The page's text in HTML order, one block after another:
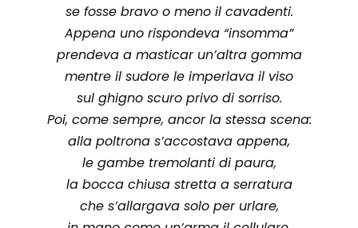
se fosse bravo o meno il cavadenti.
Appena uno rispondeva “insomma”
prendeva a masticar un’altra gomma
mentre il sudore le imperlava il viso
sul ghigno scuro privo di sorriso.
Poi, come sempre, ancor la stessa scena:
alla poltrona s’accostava appena,
le gambe tremolanti di paura,
la bocca chiusa stretta a serratura
che s’allargava solo per urlare,